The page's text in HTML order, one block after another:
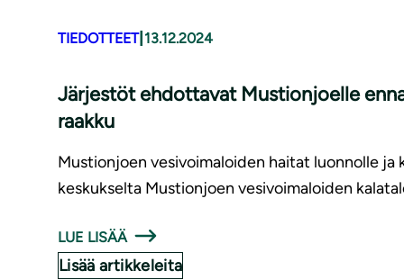
TIEDOTTEET| 13.12.2024
Järjestöt ehdottavat Mustionjoelle
raakku
Mustionjoen vesivoimaloiden haitat luonnolle
keskukselta Mustionjoen vesivoimaloiden
LUE LISÄÄ
Lisää artikkeleita